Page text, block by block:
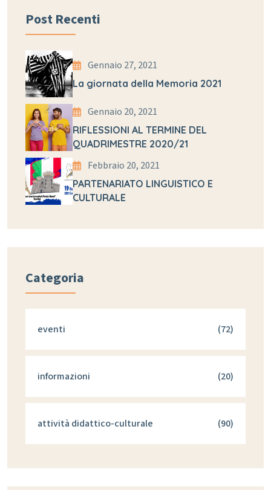
Post Recenti
Gennaio 27, 2021
La giornata della Memoria 2021
Gennaio 20, 2021
RIFLESSIONI AL TERMINE DEL
QUADRIMESTRE 2020/21
Febbraio 20, 2021
PARTENARIATO LINGUISTICO E
CULTURALE
Categoria
eventi (72)
informazioni (20)
attività didattico-culturale (90)